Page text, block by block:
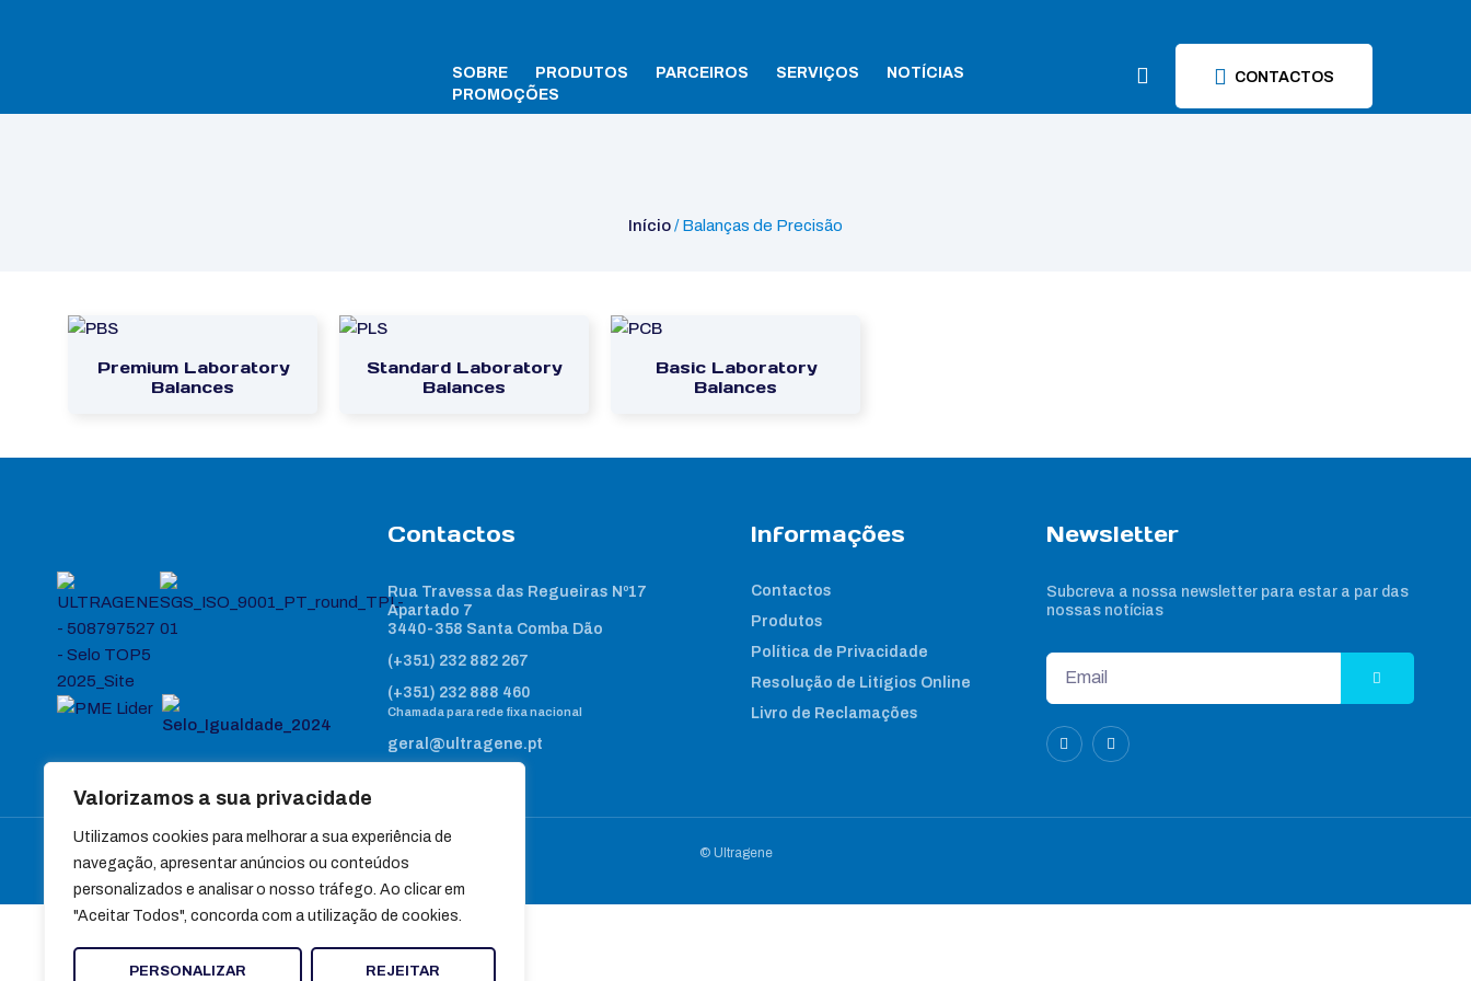
Valorizamos a sua privacidade
Utilizamos cookies para melhorar a sua experiência de
navegação, apresentar anúncios ou conteúdos
personalizados e analisar o nosso tráfego. Ao clicar em
"Aceitar Todos", concorda com a utilização de cookies.
PERSONALIZAR REJEITAR
SOBRE PRODUTOS PARCEIROS SERVIÇOS
NOTÍCIAS
PROMOÇÕES
CONTACTOS
Início/ Balanças de Precisão
Premium Laboratory
Balances
Standard Laboratory
Balances
Basic Laboratory
Balances
Contactos
Rua Travessa das Regueiras Nº17
Apartado 7
3440-358 Santa Comba Dão
(+351) 232 882 267
(+351) 232 888 460
Chamada para rede fixa nacional
geral@ultragene.pt
Informações
Contactos
Produtos
Política de Privacidade
Resolução de Litígios Online
Livro de Reclamações
Newsletter
Subcreva a nossa newsletter para estar a par das
nossas notícias
© Ultragene